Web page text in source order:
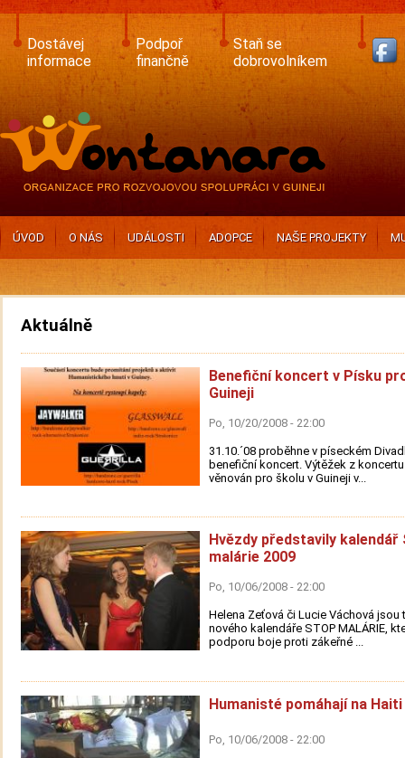
Skip
main
content
Dostávej
informace
Podpoř
finančně
Staň se
dobrovolníkem
ÚVOD O NÁS UDÁLOSTI ADOPCE NAŠE PROJEKTY
Aktuálně
Benefiční koncert v Písku
Guineji
Po, 10/20/2008 - 22:00
31.10.´08 proběhne v píseckém
benefiční koncert. Výtěžek z
věnován pro školu v Guineji v...
Hvězdy představily kalendář
malárie 2009
Po, 10/06/2008 - 22:00
Helena Zeťová či Lucie Váchová jsou
nového kalendáře STOP MALÁRIE,
podporu boje proti zákeřné ...
Humanisté pomáhají na Haiti
Po, 10/06/2008 - 22:00